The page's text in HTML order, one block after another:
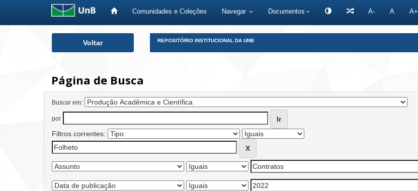
Comunidades e Coleções Navegar Documentos A- A A+
Voltar REPOSITÓRIO INSTITUCIONAL DA UNB
Página de Busca
Buscar em:
por
Filtros correntes: